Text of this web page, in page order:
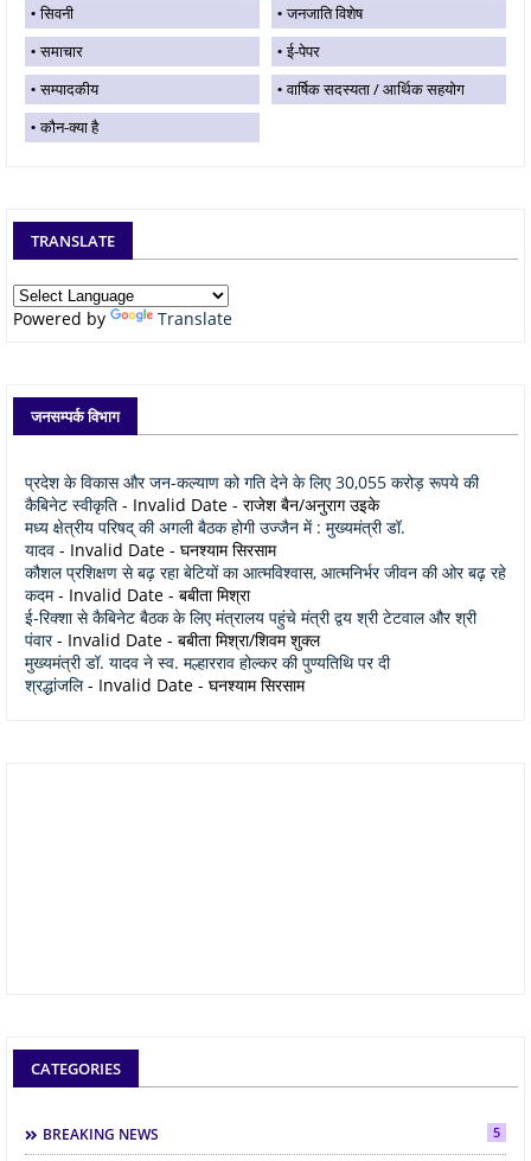
सिवनी
जनजाति विशेष
समाचार
ई-पेपर
सम्पादकीय
वार्षिक सदस्यता / आर्थिक सहयोग
कौन-क्या है
TRANSLATE
Powered by Translate
जनसम्पर्क विभाग
प्रदेश के विकास और जन-कल्याण को गति देने के लिए 30,055 करोड़ रूपये की
कैबिनेट स्वीकृति - Invalid Date - राजेश बैन/अनुराग उइके
मध्य क्षेत्रीय परिषद् की अगली बैठक होगी उज्जैन में : मुख्यमंत्री डॉ.
यादव - Invalid Date - घनश्याम सिरसाम
कौशल प्रशिक्षण से बढ़ रहा बेटियों का आत्मविश्वास, आत्मनिर्भर जीवन की ओर बढ़ रहे
कदम- Invalid Date - बबीता मिश्रा
ई-रिक्शा से कैबिनेट बैठक के लिए मंत्रालय पहुंचे मंत्री द्वय श्री टेटवाल और श्री
पंवार- Invalid Date - बबीता मिश्रा/शिवम शुक्ल
मुख्यमंत्री डॉ. यादव ने स्व. मल्हारराव होल्कर की पुण्यतिथि पर दी
श्रद्धांजलि- Invalid Date - घनश्याम सिरसाम
CATEGORIES
BREAKING NEWS 5